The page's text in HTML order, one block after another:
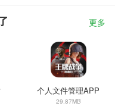
更多
个人文件管理APP
29.87MB